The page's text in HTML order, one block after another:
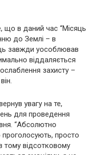
що в даний час “Місяць
до Землі – в
завжди уособлював
віддаляється
захисту –
увагу на те,
для проведення
“Абсолютно
просто
тому відсотковому